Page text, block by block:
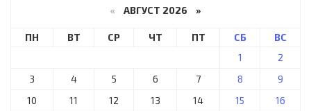
« АВГУСТ 2026 »
ПН ВТ СР ЧТ ПТ СБ
ВС
1
2
3
4 5 6 7 8
9
10
11 12 13 14 15
16